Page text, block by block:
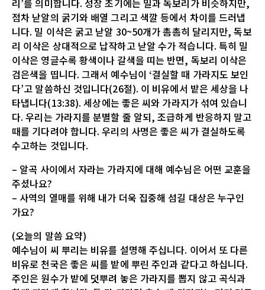
점차 낟알의 굵기와 배열 그리고 색깔 등에서 차이를 드러냅
니다. 밀 이삭은 굵고 낟알 30~50개가 촘촘히 달리지만, 독보
리 이삭은 상대적으로 납작하고 낟알 수가 적습니다. 특히 밀
이삭은 영글수록 황색이나 갈색을 띠는 반면, 독보리 이삭은
검은색을 띱니다. 그래서 예수님이 ‘결실할 때 가라지도 보인
다’고 말씀하신 것입니다(26절). 이 비유에서 밭은 세상을 나
타냅니다(13:38). 세상에는 좋은 씨와 가라지가 섞여 있습니
다. 우리는 가라지를 분별할 줄 알되, 조급하게 반응하지 말고
때를 기다려야 합니다. 우리의 사명은 좋은 씨가 결실하도록
수고하는 것입니다.
– 알곡 사이에서 자라는 가라지에 대해 예수님은 어떤 교훈을
주셨나요?
– 사역의 열매를 위해 내가 더욱 집중해 섬길 대상은 누구인
가요?
(오늘의 말씀 요약)
예수님이 씨 뿌리는 비유를 설명해 주십니다. 이어서 또 다른
비유로 천국은 좋은 씨를 밭에 뿌린 주인과 같다고 하십니다.
주인은 원수가 밭에 덧뿌려 놓은 가라지를 뽑지 않고 곡식과